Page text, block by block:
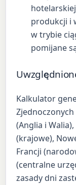
produkcji i
w trybie
pomijane
Kalkulator
(Anglia i
(krajowe),
Francji
(centralne
zasady dni